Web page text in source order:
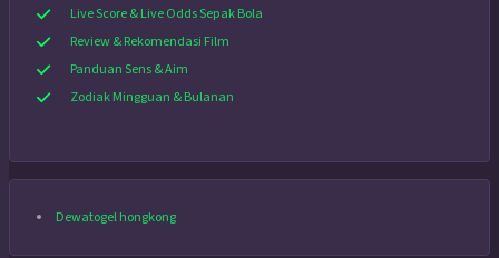
Live Score & Live Odds Sepak Bola
Review & Rekomendasi Film
Panduan Sens & Aim
Zodiak Mingguan & Bulanan
Dewatogel hongkong